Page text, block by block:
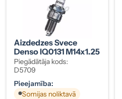
Aizdedzes Svece
Denso IQ0131 M14x1.25
Piegādātāja kods:
D5709
Pieejamība:
Somijas noliktavā